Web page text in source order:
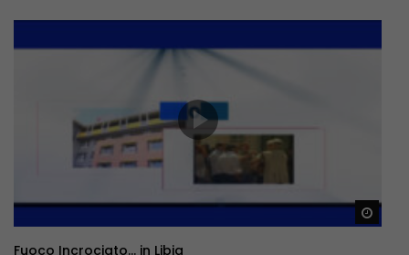
Fuoco Incrociato… in Libia